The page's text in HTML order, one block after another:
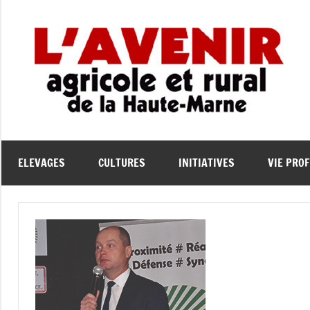
la
ELEVAGES CULTURES INITIATIVES VIE